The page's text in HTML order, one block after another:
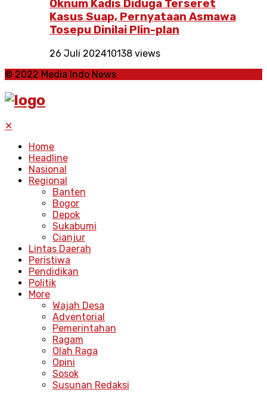
Oknum Kadis Diduga Terseret
Kasus Suap, Pernyataan Asmawa
Tosepu Dinilai Plin-plan
26 Juli 202410138 views
© 2022 Media Indo News
✕
Home
Headline
Nasional
Regional
Banten
Bogor
Depok
Sukabumi
Cianjur
Lintas Daerah
Peristiwa
Pendidikan
Politik
More
Wajah Desa
Adventorial
Pemerintahan
Ragam
Olah Raga
Opini
Sosok
Susunan Redaksi